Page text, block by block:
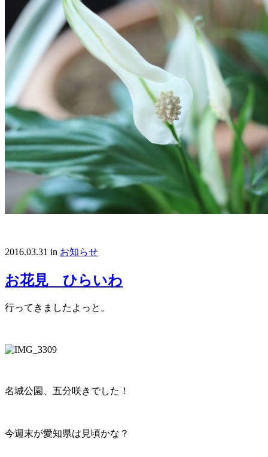
2016.03.31 in お知らせ
お花見 ひらいわ
行ってきましたよっと。
名城公園、五分咲きでした！
今週末が愛知県は見頃かな？